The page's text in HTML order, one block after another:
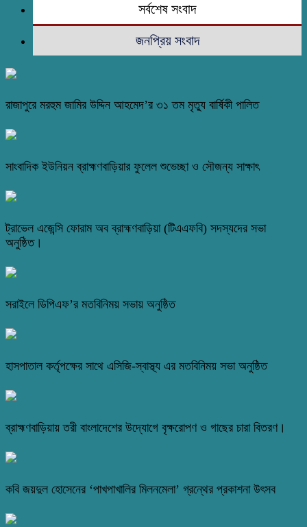
সর্বশেষ সংবাদ
জনপ্রিয় সংবাদ
রাজাপুরে মরহুম জামির উদ্দিন আহমেদ’র ৩১ তম মৃত্যু বার্ষিকী পালিত
সাংবাদিক ইউনিয়ন ব্রাহ্মণবাড়িয়ার ফুলেল শুভেচ্ছা ও সৌজন্য সাক্ষাৎ
ট্রাভেল এজেন্সি ফোরাম অব ব্রাহ্মণবাড়িয়া (টিএএফবি) সদস্যদের সভা
অনুষ্ঠিত।
সরাইলে ডিপিএফ’র মতবিনিময় সভায় অনুষ্ঠিত
হাসপাতাল কর্তৃপক্ষের সাথে এসিজি-স্বাস্থ্য এর মতবিনিময় সভা অনুষ্ঠিত
ব্রাহ্মণবাড়িয়ায় তরী বাংলাদেশের উদ্যোগে বৃক্ষরোপণ ও গাছের চারা বিতরণ।
কবি জয়দুল হোসেনের ‘পাখপাখালির মিলনমেলা’ গ্রন্থের প্রকাশনা উৎসব